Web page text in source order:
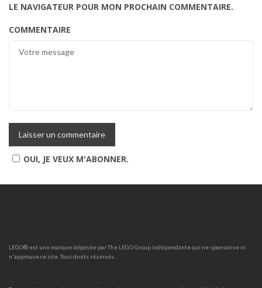
LE NAVIGATEUR POUR MON PROCHAIN COMMENTAIRE.
COMMENTAIRE
OUI, JE VEUX M'ABONNER.
LEGO® est une marque déposée par The LEGO Group indépendante qui ne sponsorise ni
n'approuve ce site. Tous droits réservés.